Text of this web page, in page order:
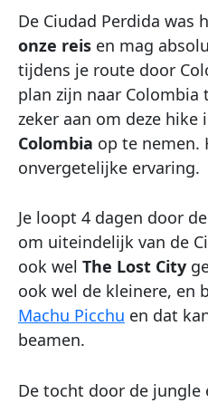
De Ciudad Perdida was
onze reis en mag
tijdens je route door
plan zijn naar Colombia
zeker aan om deze hike
Colombia op te nemen.
onvergetelijke ervaring.
Je loopt 4 dagen door
om uiteindelijk van de
ook wel The Lost City
ook wel de kleinere, en
Machu Picchu en dat
beamen.
De tocht door de jungle